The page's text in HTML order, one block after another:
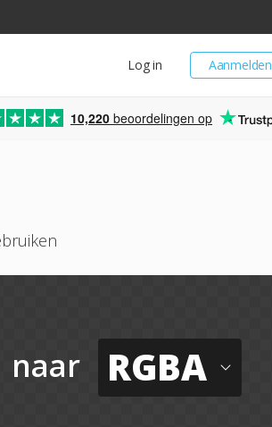
Aanmelden
Log in
10,220 beoordelingen op
naar RGBA